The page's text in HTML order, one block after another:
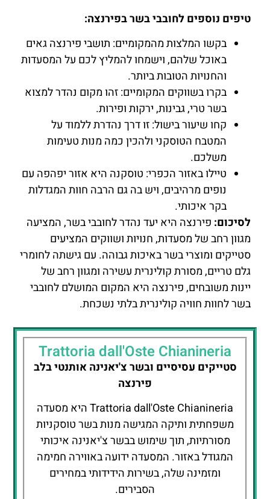
טיפים נוספים לחובבי בשר בפירנצה:
בקשו המלצות מהמקומיים: תושבי פירנצה גאים
באוכל שלהם, וישמחו להמליץ לכם על המסעדות
והחנויות הטובות ביותר.
בקרו בשווקים המקומיים: זהו מקום נהדר למצוא
בשר טרי, גבינות, ירקות ופירות.
קחו שיעור בישול: זו דרך נהדרת ללמוד על
המטבח הטוסקני ולהכין כמה מנות טעימות
משלכם.
טיילו באזור הכפרי: טוסקנה היא אזור יפהפה עם
נופים מרהיבים, ויש בה גם הרבה חוות המגדלות
בקר איכותי.
לסיכום: פירנצה היא יעד נהדר לחובבי בשר, המציעה
מגוון רחב של מסעדות, חנויות ושווקים המציעים
סטייקים ומוצרי בשר באיכות גבוהה. עם גישתה לחומרי
גלם טריים, מסורת קולינרית עשירה ומגוון רחב של
יינות משובחים, פירנצה היא המקום המושלם לחובבי
בשר לחוות חוויה קולינרית בלתי נשכחת.
Trattoria dall'Oste Chianineria
סטייקים עסיסיים ובשר צ'יאנינה אותנטי בלב
פירנצה
Trattoria dall'Oste Chianineria היא מסעדה
משפחתית ותיקה המגישה מנות בשר טוסקניות
מסורתיות, תוך שימוש בבשר צ'יאנינה איכותי
המגודל באזור. המסעדה ידועה באווירה חמימה
ומזמינה שלה, בשירות הידידותי במחירים
הסבירים.